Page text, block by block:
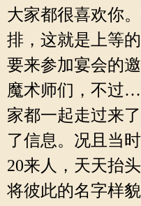
大家都很喜欢你
排，这就是上等
要来参加宴会的
魔术师们，不过
家都一起走过来
了信息。况且当
20来人，天天抬
将彼此的名字样